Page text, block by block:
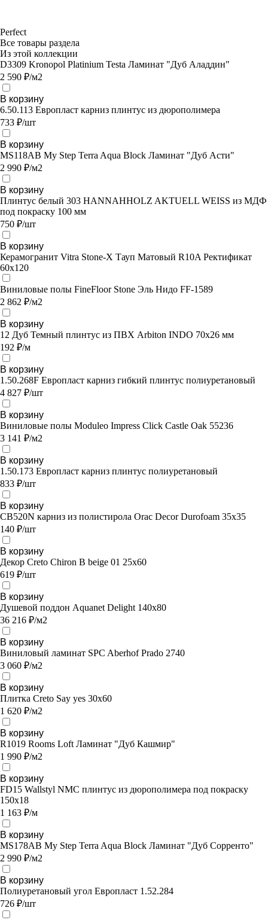
Perfect
Все товары раздела
Из этой коллекции
D3309 Kronopol Platinium Testa Ламинат "Дуб Аладдин"
2 590 ₽/м2
В корзину
6.50.113 Европласт карниз плинтус из дюрополимера
733 ₽/шт
В корзину
MS118AB My Step Terra Aqua Block Ламинат "Дуб Асти"
2 990 ₽/м2
В корзину
Плинтус белый 303 HANNAHHOLZ AKTUELL WEISS из МДФ
под покраску 100 мм
750 ₽/шт
В корзину
Керамогранит Vitra Stone-X Тауп Матовый R10A Ректификат
60х120
Виниловые полы FineFloor Stone Эль Нидо FF-1589
2 862 ₽/м2
В корзину
12 Дуб Темный плинтус из ПВХ Arbiton INDO 70х26 мм
192 ₽/м
В корзину
1.50.268F Европласт карниз гибкий плинтус полиуретановый
4 827 ₽/шт
В корзину
Виниловые полы Moduleo Impress Click Castle Oak 55236
3 141 ₽/м2
В корзину
1.50.173 Европласт карниз плинтус полиуретановый
833 ₽/шт
В корзину
CB520N карниз из полистирола Orac Decor Durofoam 35х35
140 ₽/шт
В корзину
Декор Creto Chiron B beige 01 25х60
619 ₽/шт
В корзину
Душевой поддон Aquanet Delight 140x80
36 216 ₽/м2
В корзину
Виниловый ламинат SPC Aberhof Prado 2740
3 060 ₽/м2
В корзину
Плитка Creto Say yes 30х60
1 620 ₽/м2
В корзину
R1019 Rooms Loft Ламинат "Дуб Кашмир"
1 990 ₽/м2
В корзину
FD15 Wallstyl NMC плинтус из дюрополимера под покраску
150x18
1 163 ₽/м
В корзину
MS178AB My Step Terra Aqua Block Ламинат "Дуб Сорренто"
2 990 ₽/м2
В корзину
Полиуретановый угол Европласт 1.52.284
726 ₽/шт